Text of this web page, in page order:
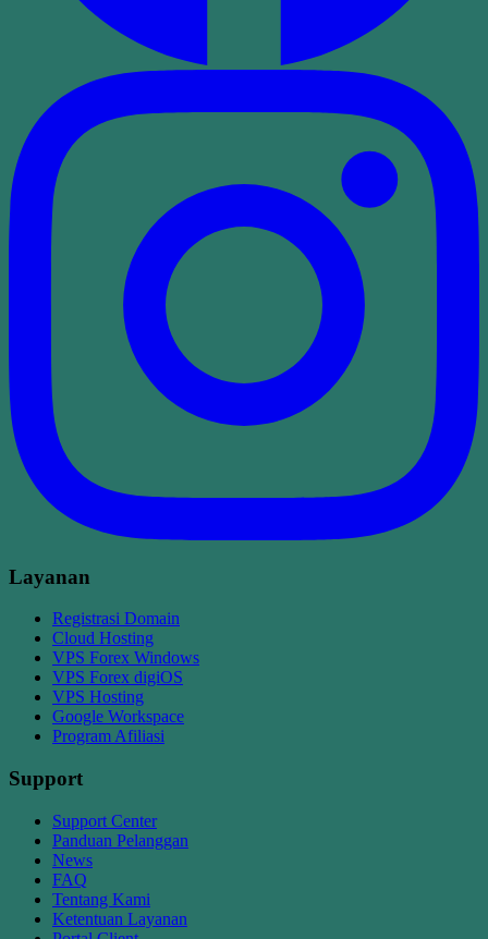
Layanan
Registrasi Domain
Cloud Hosting
VPS Forex Windows
VPS Forex digiOS
VPS Hosting
Google Workspace
Program Afiliasi
Support
Support Center
Panduan Pelanggan
News
FAQ
Tentang Kami
Ketentuan Layanan